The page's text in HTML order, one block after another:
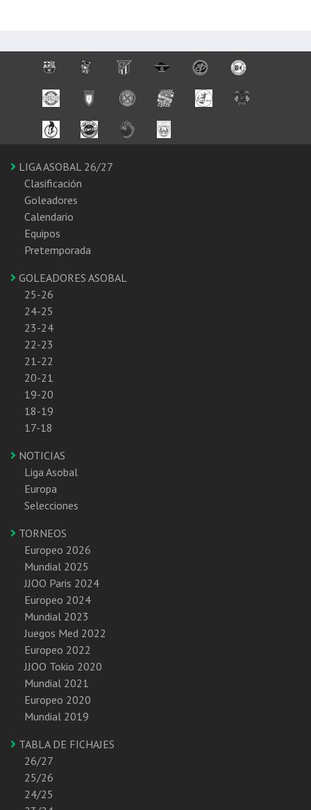
LIGA ASOBAL 26/27
Clasificación
Goleadores
Calendario
Equipos
Pretemporada
GOLEADORES ASOBAL
25-26
24-25
23-24
22-23
21-22
20-21
19-20
18-19
17-18
NOTICIAS
Liga Asobal
Europa
Selecciones
TORNEOS
Europeo 2026
Mundial 2025
JJOO Paris 2024
Europeo 2024
Mundial 2023
Juegos Med 2022
Europeo 2022
JJOO Tokio 2020
Mundial 2021
Europeo 2020
Mundial 2019
TABLA DE FICHAJES
26/27
25/26
24/25